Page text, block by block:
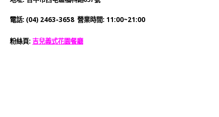
電話: (04) 2463-3658 營業時間: 11:00~21:00
粉絲頁: 吉兒義式花園餐廳